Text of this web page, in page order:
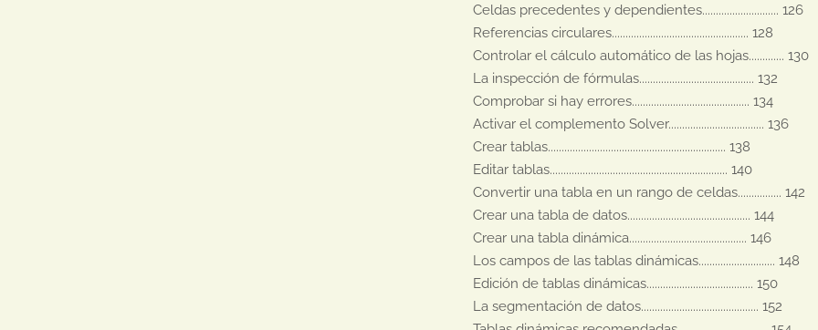
Celdas precedentes y dependientes............................ 126
Referencias circulares.................................................. 128
Controlar el cálculo automático de las hojas............. 130
La inspección de fórmulas.......................................... 132
Comprobar si hay errores........................................... 134
Activar el complemento Solver................................... 136
Crear tablas................................................................. 138
Editar tablas................................................................. 140
Convertir una tabla en un rango de celdas................ 142
Crear una tabla de datos............................................. 144
Crear una tabla dinámica........................................... 146
Los campos de las tablas dinámicas............................ 148
Edición de tablas dinámicas....................................... 150
La segmentación de datos........................................... 152